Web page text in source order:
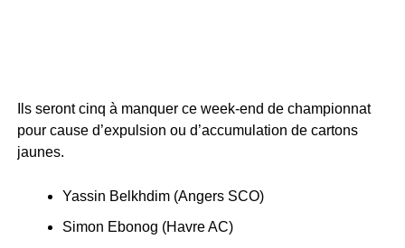
Ils seront cinq à manquer ce week-end de championnat
pour cause d’expulsion ou d’accumulation de cartons
jaunes.
Yassin Belkhdim (Angers SCO)
Simon Ebonog (Havre AC)